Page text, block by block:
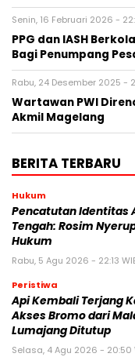
Senin, 16 Februari 2026 -
PPG dan IASH
Bagi Penumpang
Rabu, 24 Desember 2025 -
Wartawan PWI
Akmil Magelang
BERITA TERBARU
Hukum
Pencatutan Identitas
Tengah: Rosim
Hukum
Rabu, 5 Agu 2026 - 22:13
Peristiwa
Api Kembali Terjang
Akses Bromo dari
Lumajang Ditutup
Selasa, 4 Agu 2026 - 20:50